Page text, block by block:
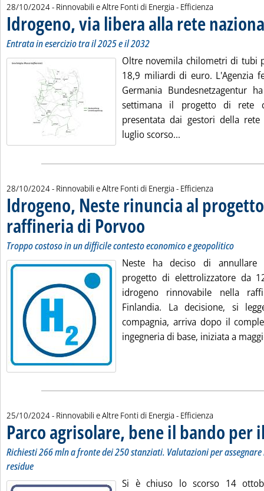
28/10/2024- Rinnovabili e Altre Fonti di Energia - Efficienza
Idrogeno, via libera alla rete
Entrata in esercizio tra il 2025 e il 2032
Oltre novemila chilometri di tubi
18,9 miliardi di euro. L'Agenzia
Germania Bundesnetzagentur
settimana il progetto di rete
presentata dai gestori della
luglio scorso...
28/10/2024- Rinnovabili e Altre Fonti di Energia - Efficienza
Idrogeno, Neste rinuncia al
raffineria di Porvoo . Sottotitolo: Troppo costoso in un
. Pubblicata lunedì 28 ottobre 2024 alle
Troppo costoso in un difficile contesto economico e geopolitico
Neste ha deciso di annullare
progetto di elettrolizzatore da
idrogeno rinnovabile nella
Finlandia. La decisione, si
compagnia, arriva dopo il
ingegneria di base, iniziata a
25/10/2024- Rinnovabili e Altre Fonti di Energia - Efficienza
Parco agrisolare, bene il bando per
Richiesti 266 mln a fronte dei 250 stanziati. Valutazioni per
residue
Si è chiuso lo scorso 14